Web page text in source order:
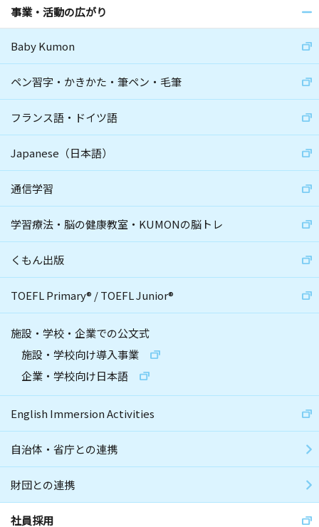
事業・活動の広がり
Baby Kumon
ペン習字・かきかた・筆ペン・毛筆
フランス語・ドイツ語
Japanese（日本語）
通信学習
学習療法・脳の健康教室・KUMONの脳トレ
くもん出版
TOEFL Primary® /TOEFL Junior®
施設・学校・企業での公文式
施設・学校向け導入事業
企業・学校向け日本語
English Immersion Activities
自治体・省庁との連携
財団との連携
社員採用